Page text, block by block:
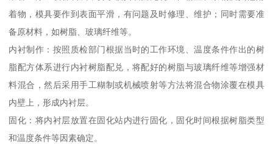
着物，模具要作到表面平滑，有问题及时修理、维护；同时需要准
备原材料，如树脂、玻璃纤维等。
内衬制作：按照质检部门根据当时的工作环境、温度条件作出的树
脂配方体系进行内衬树脂配兑，将配好的树脂与玻璃纤维等增强材
料混合，然后采用手工糊制或机械喷射等方法将混合物涂覆在模具
内壁上，形成内衬层。
固化：将内衬层放置在固化站内进行固化，固化时间根据树脂类型
和温度条件等因素确定。